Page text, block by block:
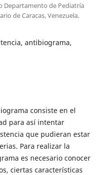
Departamento de Pediatría
de Caracas, Venezuela.
antibiograma,
consiste en el
para así intentar
que pudieran estar
Para realizar la
es necesario conocer
ciertas características